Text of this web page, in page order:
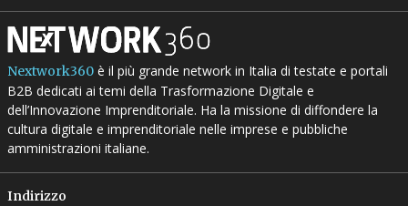
Nextwork360è il più grande network in Italia di testate e portali
B2B dedicati ai temi della Trasformazione Digitale e
dell’Innovazione Imprenditoriale. Ha la missione di diffondere la
cultura digitale e imprenditoriale nelle imprese e pubbliche
amministrazioni italiane.
Indirizzo